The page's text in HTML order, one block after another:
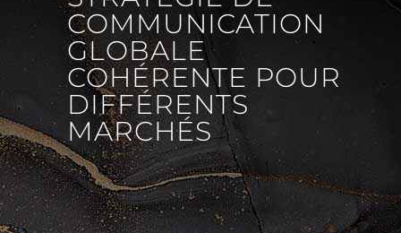
COMMUNICATION
GLOBALE
COHÉRENTE POUR
DIFFÉRENTS
MARCHÉS